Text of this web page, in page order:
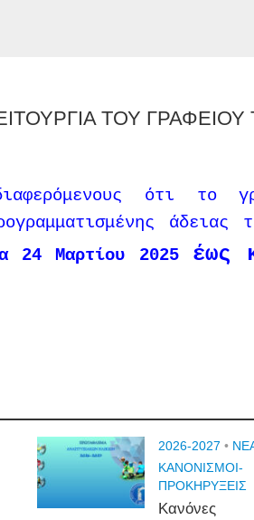
ΤΟΥ
ότι το
24 Μαρτίου 2025 έως
2026-2027 •
ΚΑΝΟΝΙΣΜΟΙ-
ΠΡΟΚΗΡΥΞΕΙΣ
Κανόνες